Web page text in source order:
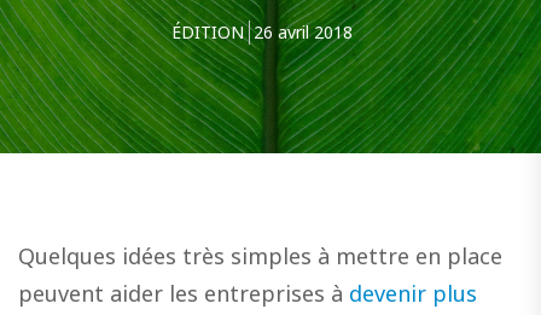
ÉDITION 26 avril 2018
Quelques idées très simples à mettre en place
peuvent aider les entreprises à devenir plus